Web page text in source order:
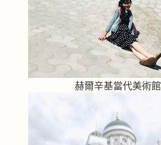
赫爾辛基當代美術館